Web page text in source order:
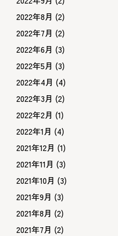
2022年8月 (2)
2022年7月 (2)
2022年6月 (3)
2022年5月 (3)
2022年4月 (4)
2022年3月 (2)
2022年2月 (1)
2022年1月 (4)
2021年12月 (1)
2021年11月 (3)
2021年10月 (3)
2021年9月 (3)
2021年8月 (2)
2021年7月 (2)